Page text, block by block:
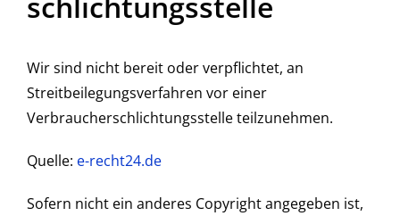
Wir sind nicht bereit oder verpflichtet, an
Streitbeilegungsverfahren vor einer
Verbraucherschlichtungsstelle teilzunehmen.
Quelle: e-recht24.de
Sofern nicht ein anderes Copyright angegeben ist,